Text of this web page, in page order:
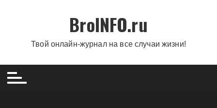
BroINFO.ru
Твой онлайн-журнал на все случаи жизни!